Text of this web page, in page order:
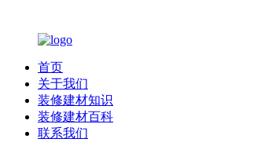
首页
关于我们
装修建材知识
装修建材百科
联系我们